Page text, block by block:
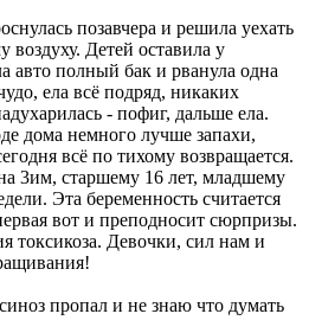
позавчера и решила уехать
воздуху. Детей оставила у
авто полный бак и рванула одна
ела всё подряд, никаких
- пофиг, дальше ела.
дома немного лучше запахи,
всё по тихому возвращается.
3им, старшему 16 лет, младшему
Эта беременность считается
вот и преподносит сюрпризы.
токсикоза. Девочки, сил нам и
пропал и не знаю что думать